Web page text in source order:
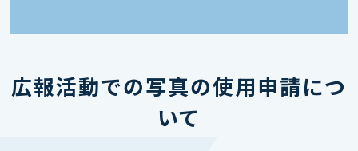
広報活動での写真の使用申請につ
いて